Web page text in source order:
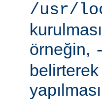
/usr/
örneğin,